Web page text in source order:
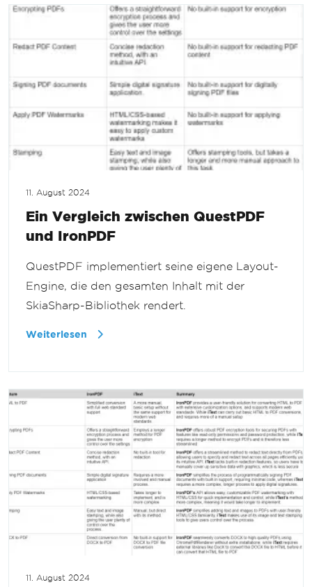
11. August 2024
Ein Vergleich zwischen QuestPDF
und IronPDF
QuestPDF implementiert seine eigene Layout-
Engine, die den gesamten Inhalt mit der
SkiaSharp-Bibliothek rendert.
Weiterlesen
11. August 2024